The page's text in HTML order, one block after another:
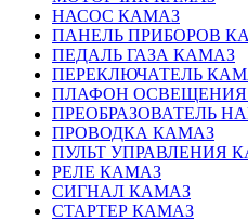
НАСОС КАМАЗ
ПАНЕЛЬ ПРИБОРОВ
ПЕДАЛЬ ГАЗА КАМАЗ
ПЕРЕКЛЮЧАТЕЛЬ
ПЛАФОН
ПРЕОБРАЗОВАТЕЛЬ
ПРОВОДКА КАМАЗ
ПУЛЬТ УПРАВЛЕНИЯ
РЕЛЕ КАМАЗ
СИГНАЛ КАМАЗ
СТАРТЕР КАМАЗ